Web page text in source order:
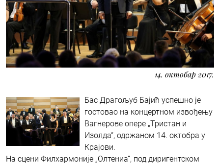
14. октобар 2017.
Бас Драгољуб Бајић успешно је
гостовао на концертном извођењу
Вагнерове опере „Тристан и
Изолда“, одржаном 14. октобра у
Крајови.
На сцени Филхармоније „Олтениа”, под диригентском